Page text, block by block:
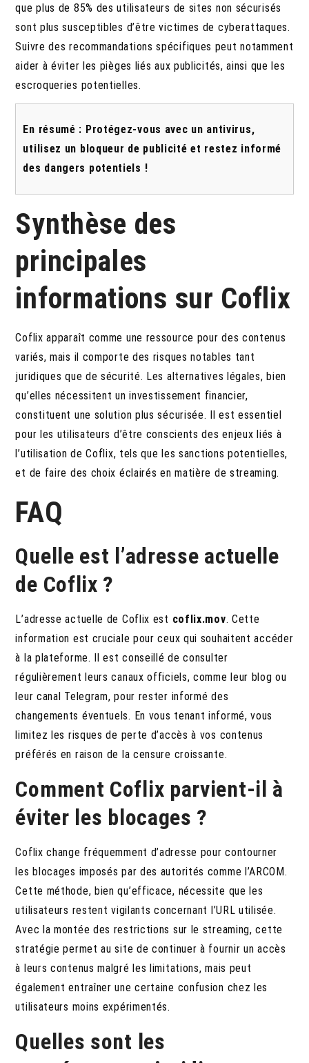
que plus de 85% des utilisateurs de sites non sécurisés
sont plus susceptibles d’être victimes de cyberattaques.
Suivre des recommandations spécifiques peut notamment
aider à éviter les pièges liés aux publicités, ainsi que les
escroqueries potentielles.
En résumé : Protégez-vous avec un antivirus,
utilisez un bloqueur de publicité et restez informé
des dangers potentiels !
Synthèse des
principales
informations sur Coflix
Coflix apparaît comme une ressource pour des contenus
variés, mais il comporte des risques notables tant
juridiques que de sécurité. Les alternatives légales, bien
qu’elles nécessitent un investissement financier,
constituent une solution plus sécurisée. Il est essentiel
pour les utilisateurs d’être conscients des enjeux liés à
l’utilisation de Coflix, tels que les sanctions potentielles,
et de faire des choix éclairés en matière de streaming.
FAQ
Quelle est l’adresse actuelle
de Coflix ?
L’adresse actuelle de Coflix est coflix.mov. Cette
information est cruciale pour ceux qui souhaitent accéder
à la plateforme. Il est conseillé de consulter
régulièrement leurs canaux officiels, comme leur blog ou
leur canal Telegram, pour rester informé des
changements éventuels. En vous tenant informé, vous
limitez les risques de perte d’accès à vos contenus
préférés en raison de la censure croissante.
Comment Coflix parvient-il à
éviter les blocages ?
Coflix change fréquemment d’adresse pour contourner
les blocages imposés par des autorités comme l’ARCOM.
Cette méthode, bien qu’efficace, nécessite que les
utilisateurs restent vigilants concernant l’URL utilisée.
Avec la montée des restrictions sur le streaming, cette
stratégie permet au site de continuer à fournir un accès
à leurs contenus malgré les limitations, mais peut
également entraîner une certaine confusion chez les
utilisateurs moins expérimentés.
Quelles sont les